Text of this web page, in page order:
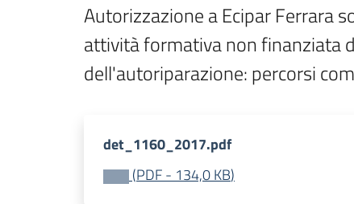
Autorizzazione a Ecipar Ferrara
attività formativa non finanziata
dell'autoriparazione: percorsi
det_1160_2017.pdf
(PDF- 134,0 KB)